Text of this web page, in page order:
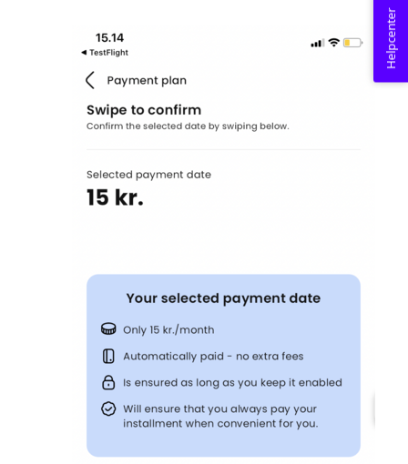
Helpcenter